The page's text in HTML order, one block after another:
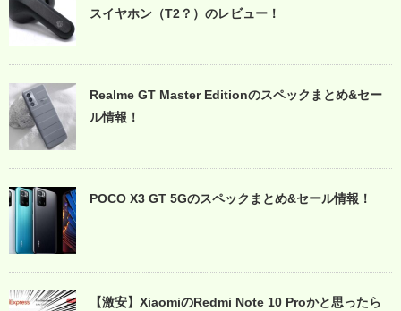
スイヤホン（T2？）のレビュー！
Realme GT Master Editionのスペックまとめ&セー
ル情報！
POCO X3 GT 5Gのスペックまとめ&セール情報！
【激安】XiaomiのRedmi Note 10 Proかと思ったら